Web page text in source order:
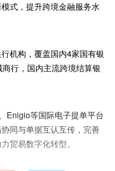
式，提升跨境金融服务水
机构，覆盖国内4家国有银
行，国内主流跨境结算银
Enigio等国际电子提单平台
同与单据互认互传，完善
贸易数字化转型。